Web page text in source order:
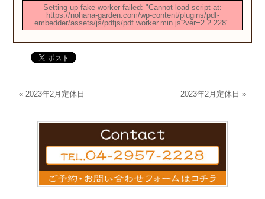
Setting up fake worker failed: "Cannot load script at:
https://nohana-garden.com/wp-content/plugins/pdf-
embedder/assets/js/pdfjs/pdf.worker.min.js?ver=2.2.228".
«2023年2月定休日 2023年2月定休日 »